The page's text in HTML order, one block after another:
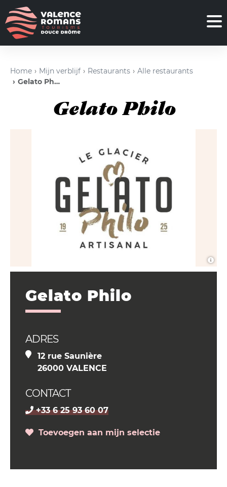
Home Mijn verblijf Restaurants
Alle restaurants
Gelato Philo
Gelato Philo
Gelato Philo
ADRES
12 rue Saunière
26000 VALENCE
CONTACT
+33 6 25 93 60 07
Toevoegen aan mijn selectie